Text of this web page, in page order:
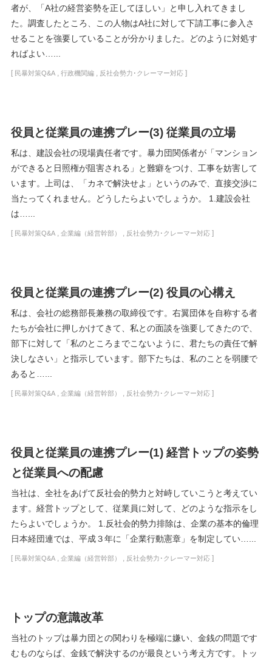
者が、「A社の経営姿勢を正してほしい」と申し入れてきまし
た。調査したところ、この人物はA社に対して下請工事に参入さ
せることを強要していることが分かりました。どのように対処す
ればよい…...
[ 民暴対策Q&A, 行政機関編, 反社会勢力･クレーマー対応]
役員と従業員の連携プレー(3) 従業員の立場
私は、建設会社の現場責任者です。暴力団関係者が「マンション
ができると日照権が阻害される」と難癖をつけ、工事を妨害して
います。上司は、「カネで解決せよ」というのみで、直接交渉に
当たってくれません。どうしたらよいでしょうか。 1.建設会社
は…...
[ 民暴対策Q&A, 企業編（経営幹部） , 反社会勢力･クレーマー対応]
役員と従業員の連携プレー(2) 役員の心構え
私は、会社の総務部長兼務の取締役です。右翼団体を自称する者
たちが会社に押しかけてきて、私との面談を強要してきたので、
部下に対して「私のところまでこないように、君たちの責任で解
決しなさい」と指示しています。部下たちは、私のことを弱腰で
あると…...
[ 民暴対策Q&A, 企業編（経営幹部） , 反社会勢力･クレーマー対応]
役員と従業員の連携プレー(1) 経営トップの姿勢
と従業員への配慮
当社は、全社をあげて反社会的勢力と対峙していこうと考えてい
ます。経営トップとして、従業員に対して、どのような指示をし
たらよいでしょうか。 1.反社会的勢力排除は、企業の基本的倫理
日本経団連では、平成３年に「企業行動憲章」を制定してい…...
[ 民暴対策Q&A, 企業編（経営幹部） , 反社会勢力･クレーマー対応]
トップの意識改革
当社のトップは暴力団との関わりを極端に嫌い、金銭の問題です
むものならば、金銭で解決するのが最良という考え方です。トッ